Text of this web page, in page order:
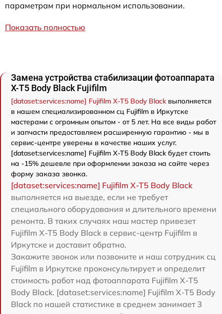
параметрам при нормальном использовании.
Показать полностью
Замена устройства стабилизации фотоаппарата
X-T5 Body Black Fujifilm
[dataset:services:name] Fujifilm X-T5 Body Blackвыполняется
в нашем специализированном сц Fujifilm в Иркутске
мастерами с огромным опытом - от 5 лет. На все виды работ
и запчасти предоставляем расширенную гарантию - мы в
сервис-центре уверены в качестве наших услуг.
[dataset:services:name] Fujifilm X-T5 Body Black будет стоить
на -15% дешевле при оформлении заказа на сайте через
форму заказа звонка.
[dataset:services:name] Fujifilm X-T5 Body Black
выполняется на выезде, если не требует
специального оборудования и длительного времени
ремонта. В таких случаях наш мастер привезет
Fujifilm X-T5 Body Black в сервис-центр Fujifilm в
Иркутске и доставит обратно.
Закажите звонок или позвоните и наш сотрудник сц
Fujifilm в Иркутске проконсультирует и определит
стоимость работ над фотоаппарата Fujifilm X-T5
Body Black. [dataset:services:name] Fujifilm X-T5 Body
Black по нашей статистике в среднем занимает 3